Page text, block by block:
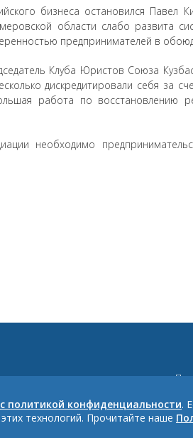
бизнеса остановился Павел
области слабо развита
предпринимателей в
Клуба Юристов Союза
дискредитировали себя за
работа по восстановлению
необходимо
с политикой конфиденциальности.
технологий. Прочитайте наше